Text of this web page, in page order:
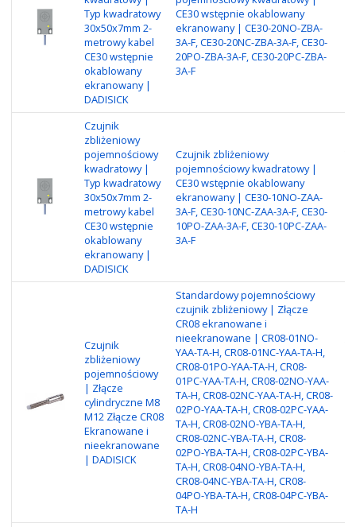
Typ kwadratowy
30x50x7mm 2-
metrowy kabel
CE30 wstępnie
okablowany
ekranowany |
DADISICK
CE30 wstępnie okablowany
ekranowany | CE30-20NO-ZBA-
3A-F, CE30-20NC-ZBA-3A-F, CE30-
20PO-ZBA-3A-F, CE30-20PC-ZBA-
3A-F
Czujnik
zbliżeniowy
pojemnościowy
kwadratowy |
Typ kwadratowy
30x50x7mm 2-
metrowy kabel
CE30 wstępnie
okablowany
ekranowany |
DADISICK
Czujnik zbliżeniowy
pojemnościowy kwadratowy |
CE30 wstępnie okablowany
ekranowany | CE30-10NO-ZAA-
3A-F, CE30-10NC-ZAA-3A-F, CE30-
10PO-ZAA-3A-F, CE30-10PC-ZAA-
3A-F
Czujnik
zbliżeniowy
pojemnościowy
| Złącze
cylindryczne M8
M12 Złącze CR08
Ekranowane i
nieekranowane
| DADISICK
Standardowy pojemnościowy
czujnik zbliżeniowy | Złącze
CR08 ekranowane i
nieekranowane | CR08-01NO-
YAA-TA-H, CR08-01NC-YAA-TA-H,
CR08-01PO-YAA-TA-H, CR08-
01PC-YAA-TA-H, CR08-02NO-YAA-
TA-H, CR08-02NC-YAA-TA-H, CR08-
02PO-YAA-TA-H, CR08-02PC-YAA-
TA-H, CR08-02NO-YBA-TA-H,
CR08-02NC-YBA-TA-H, CR08-
02PO-YBA-TA-H, CR08-02PC-YBA-
TA-H, CR08-04NO-YBA-TA-H,
CR08-04NC-YBA-TA-H, CR08-
04PO-YBA-TA-H, CR08-04PC-YBA-
TA-H